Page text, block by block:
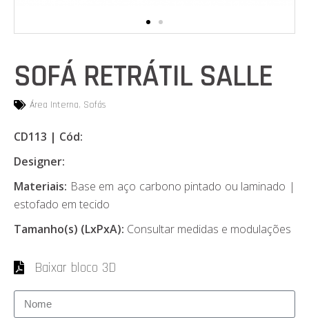
SOFÁ RETRÁTIL SALLE
Área Interna, Sofás
CD113 | Cód:
Designer:
Materiais: Base em aço carbono pintado ou laminado |
estofado em tecido
Tamanho(s) (LxPxA): Consultar medidas e modulações
Baixar bloco 3D